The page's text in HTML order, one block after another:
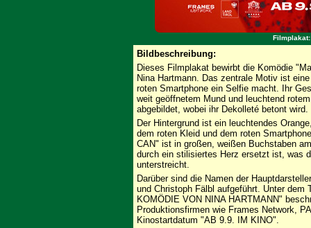
Bildbeschreibung:
Dieses Filmplakat bewirbt die Komödie
Nina Hartmann. Das zentrale Motiv ist
roten Smartphone ein Selfie macht. Ihr
weit geöffnetem Mund und leuchtend
abgebildet, wobei ihr Dekolleté betont wird.
Der Hintergrund ist ein leuchtendes
dem roten Kleid und dem roten
CAN" ist in großen, weißen Buchstaben
durch ein stilisiertes Herz ersetzt ist, was
unterstreicht.
Darüber sind die Namen der
und Christoph Fälbl aufgeführt. Unter
KOMÖDIE VON NINA HARTMANN"
Produktionsfirmen wie Frames Network,
Kinostartdatum "AB 9.9. IM KINO".